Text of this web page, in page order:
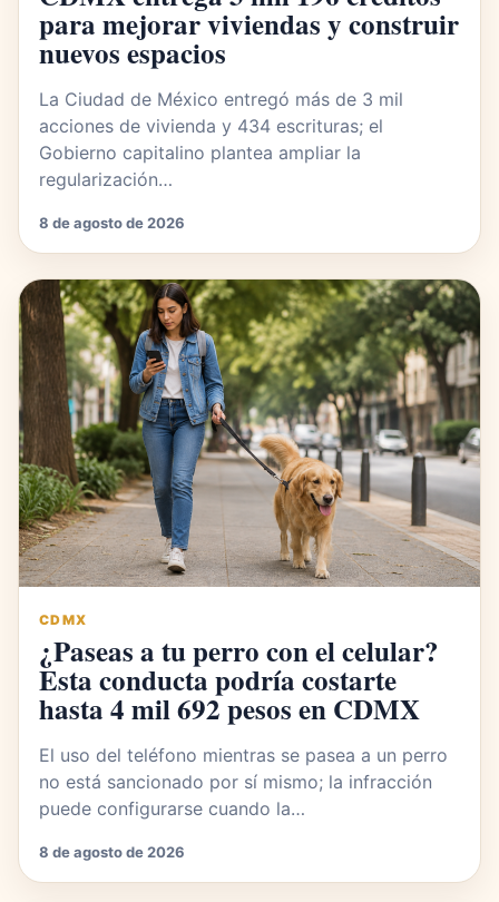
para mejorar viviendas y construir
nuevos espacios
La Ciudad de México entregó más de 3 mil
acciones de vivienda y 434 escrituras; el
Gobierno capitalino plantea ampliar la
regularización…
8 de agosto de 2026
CDMX
¿Paseas a tu perro con el celular?
Esta conducta podría costarte
hasta 4 mil 692 pesos en CDMX
El uso del teléfono mientras se pasea a un perro
no está sancionado por sí mismo; la infracción
puede configurarse cuando la…
8 de agosto de 2026